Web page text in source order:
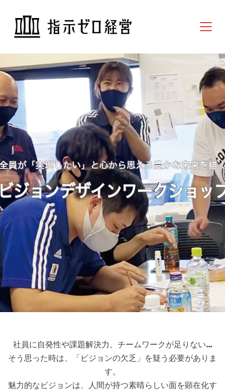
社員に自発性や課題解決力、チームワークが足りない…
そう思った時は、「ビジョンの欠乏」を疑う必要がありま
す。
魅力的なビジョンは、人間が持つ素晴らしい面を顕在化す